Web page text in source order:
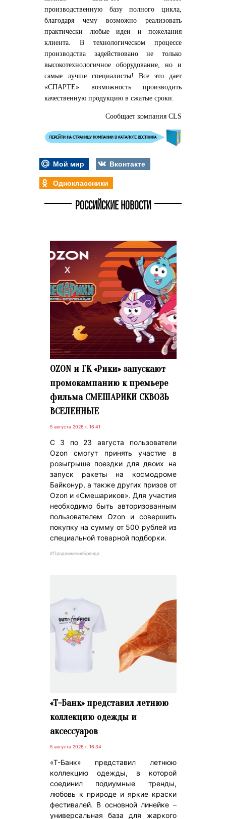
производственную базу полного цикла,
благодаря чему возможно реализовать
практически любые идеи и пожелания
клиента. В технологическом процессе
производства задействовано не только
высокотехнологичное оборудование, но и
самые лучше специалисты! Все это дает
«СПАРТЕ» возможность производить
качественную продукцию в сжатые сроки.
Сообщает компания CLS
Мой мир
Вконтакте
Одноклассники
РОССИЙСКИЕ НОВОСТИ
OZON и ГК «Рики» запускают
промокампанию к премьере
фильма СМЕШАРИКИ СКВОЗЬ
ВСЕЛЕННЫЕ
5 августа 2026 г. 16:41
С 3 по 23 августа пользователи
Ozon смогут принять участие в
розыгрыше поездки для двоих на
запуск ракеты на космодроме
Байконур, а также других призов от
Ozon и «Смешариков». Для участия
необходимо быть авторизованным
пользователем Ozon и совершить
покупку на сумму от 500 рублей из
специальной товарной подборки.
#ПродвижениеБренда
«Т-Банк» представил летнюю
коллекцию одежды и
аксессуаров
5 августа 2026 г. 16:34
«Т-Банк» представил летнюю
коллекцию одежды, в которой
соединил подиумные тренды,
любовь к природе и яркие краски
фестивалей. В основной линейке –
универсальная база для жаркого